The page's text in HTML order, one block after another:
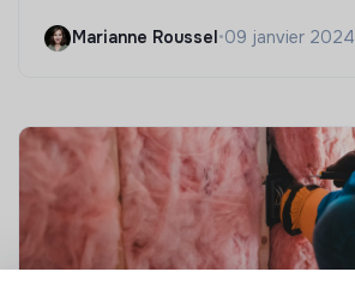
Marianne Roussel •09 janvier 2024